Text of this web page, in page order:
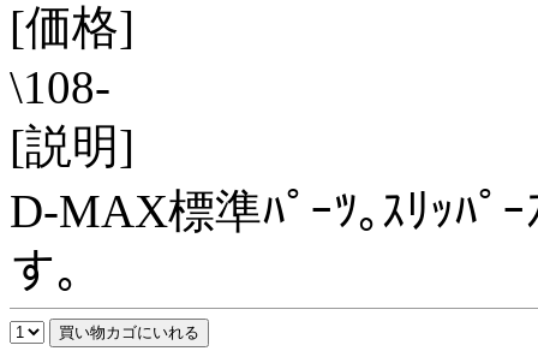
[価格]
\108-
[説明]
D-MAX標準ﾊﾟｰﾂ｡ｽﾘｯﾊﾟｰ
す｡